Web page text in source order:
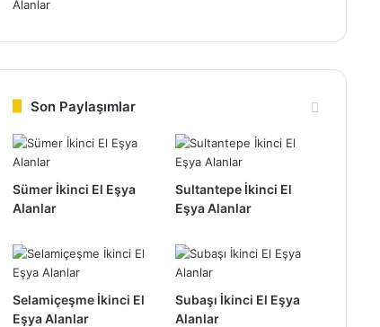
Son Paylaşımlar
Sümer İkinci El Eşya
Alanlar
Sultantepe İkinci El
Eşya Alanlar
Selamiçeşme İkinci El
Eşya Alanlar
Subaşı İkinci El Eşya
Alanlar